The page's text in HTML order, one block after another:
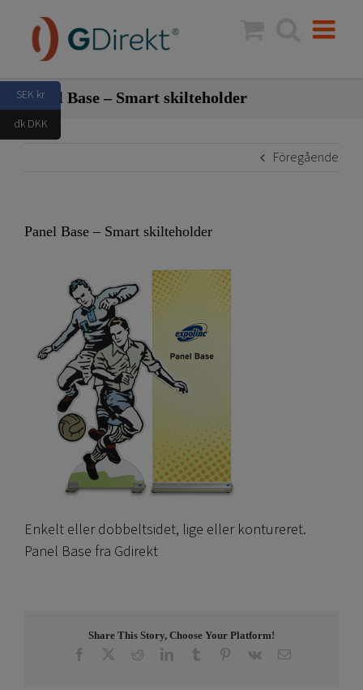
innehållet
Panel Base – Smart skilteholder
Föregående
Panel Base – Smart skilteholder
Enkelt eller dobbeltsidet, lige eller kontureret.
Panel Base fra Gdirekt
Share This Story, Choose Your Platform!
Facebook RedditLinkedInTumblr Pinterest
Vk E-
SEK kr
dk DKK